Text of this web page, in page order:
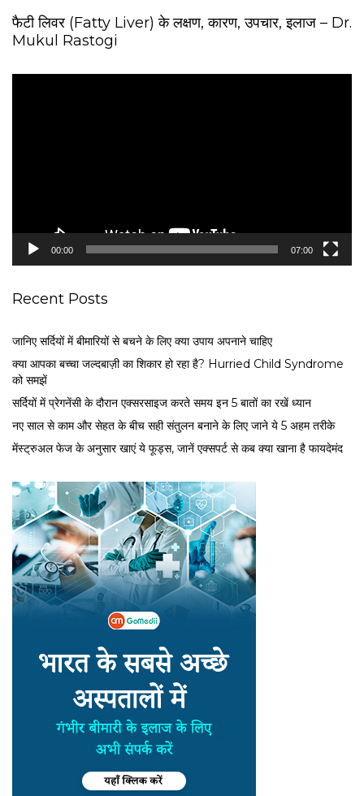
फैटी लिवर (Fatty Liver) के लक्षण, कारण, उपचार, इलाज – Dr.
Mukul Rastogi
00:00 07:00
Recent Posts
जानिए सर्दियों में बीमारियों से बचने के लिए क्या उपाय अपनाने चाहिए
क्या आपका बच्चा जल्दबाज़ी का शिकार हो रहा है? Hurried Child Syndrome
को समझें
सर्द‍ियों में प्रेगनेंसी के दौरान एक्सरसाइज करते समय इन 5 बातों का रखें ध्यान
नए साल से काम और सेहत के बीच सही संतुलन बनाने के लिए जाने ये 5 अहम तरीके
मेंस्ट्रुअल फेज के अनुसार खाएं ये फूड्स, जानें एक्सपर्ट से कब क्या खाना है फायदेमंद